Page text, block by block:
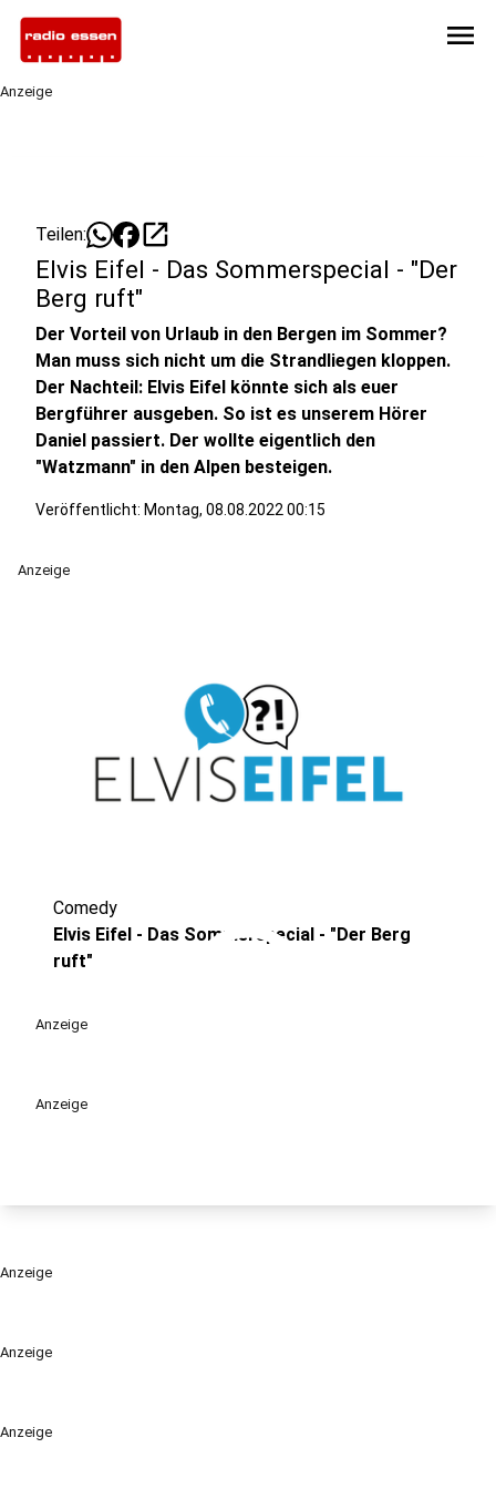
menu
Anzeige
Anzeige
Anzeige
Teilen: open_in_new
Elvis Eifel - Das Sommerspecial - "Der
Berg ruft"
Der Vorteil von Urlaub in den Bergen im Sommer?
Man muss sich nicht um die Strandliegen kloppen.
Der Nachteil: Elvis Eifel könnte sich als euer
Bergführer ausgeben. So ist es unserem Hörer
Daniel passiert. Der wollte eigentlich den
"Watzmann" in den Alpen besteigen.
Veröffentlicht: Montag, 08.08.2022 00:15
Anzeige
play_circle
Comedy
Elvis Eifel - Das Sommerspecial - "Der Berg
ruft"
Anzeige
Anzeige
Anzeige